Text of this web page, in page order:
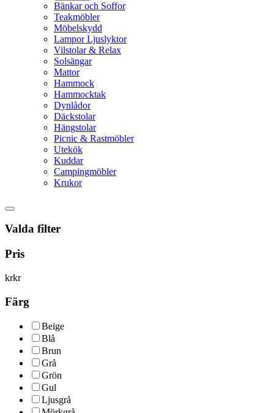
Bänkar och Soffor
Teakmöbler
Möbelskydd
Lampor Ljuslyktor
Vilstolar & Relax
Solsängar
Mattor
Hammock
Hammocktak
Dynlådor
Däckstolar
Hängstolar
Picnic & Rastmöbler
Utekök
Kuddar
Campingmöbler
Krukor
Valda filter
Pris
krkr
Färg
Beige
Blå
Brun
Grå
Grön
Gul
Ljusgrå